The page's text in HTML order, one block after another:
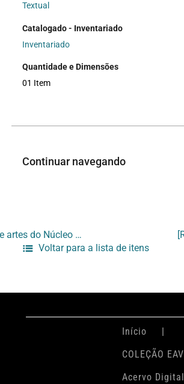
Textual
Catalogado - Inventariado
Inventariado
Quantidade e Dimensões
01 Item
Continuar navegando
[Material de divulgação da Colônia de artes do Núcleo de Crianças e Jovens]
Voltar para a lista de itens
Início
COLEÇÃO EAV
Acervo Digital